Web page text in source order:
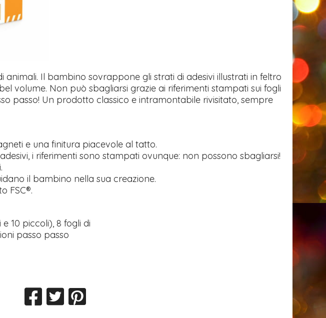
Il bambino sovrappone gli strati di adesivi illustrati in feltro
volume. Non può sbagliarsi grazie ai riferimenti stampati sui fogli
passo! Un prodotto classico e intramontabile rivisitato, sempre
e una finitura piacevole al tatto.
i riferimenti sono stampati ovunque: non possono sbagliarsi!
il bambino nella sua creazione.
FSC®.
10 piccoli), 8 fogli di
passo passo